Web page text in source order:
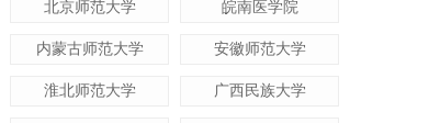
北京师范大学 皖南医学院
内蒙古师范大学 安徽师范大学
淮北师范大学 广西民族大学